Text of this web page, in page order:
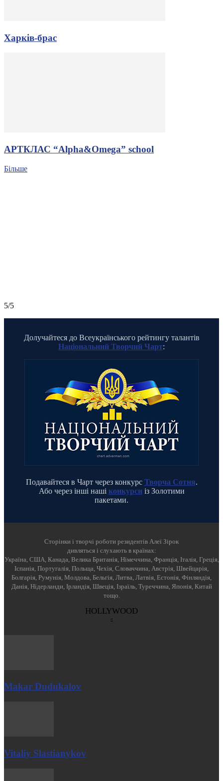
Харків-брас
АРТКЛАС “Alpha&Omega” school
Більше
5/5
Долучайтеся до Всеукраїнського рейтингу талантів
Національний Творчий Чарт:
Подавайтеся в Чарт через конкурс Творча Сотня.
Або через інші наші конкурсиіз Золотими
пакетами.
Cторінки і творчі роботи резидентів Алеї Зірок
дивляться і слухають в країнах:
Україна, США, Канада, Велика Британія, Німеччина, Франція, Італія, Греція,
Іспанія, Португалія, Польща, Чехія, Словаччина, Австрія, Швейцарія,
Болгарія, Румунія, Молдова, Бельгія, Литва, Латвія, Естонія, Фінляндія,
Данія, Нідерланди, Ірландія, Швеція, Ізраїль, Туреччина, Японія, Китай
тощо.
HOLLYWOOD
Makar Dudukalov
Vitaliy Slastianykov